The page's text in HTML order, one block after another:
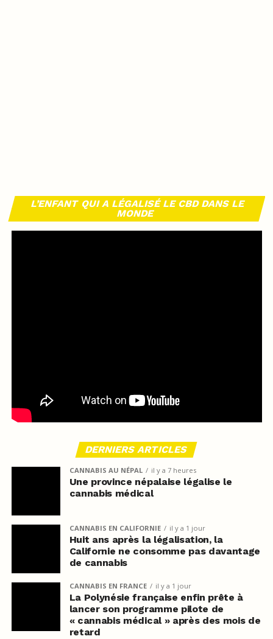
L’ENFANT QUI A LÉGALISÉ LE CBD DANS LE
MONDE
DERNIERS ARTICLES
CANNABIS AU NÉPAL il y a 7 heures
Une province népalaise légalise le
cannabis médical
CANNABIS EN CALIFORNIE il y a 1 jour
Huit ans après la légalisation, la
Californie ne consomme pas davantage
de cannabis
CANNABIS EN FRANCE il y a 1 jour
La Polynésie française enfin prête à
lancer son programme pilote de
« cannabis médical » après des mois de
retard